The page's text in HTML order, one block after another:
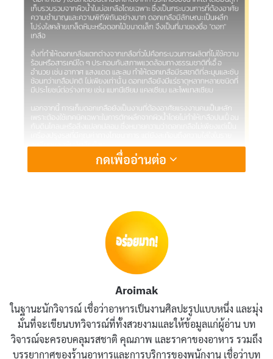
(แปลว่า “ดอกเกลือ”) เป็นเกลือชนิดหนึ่งที่เกิดจากการ
ระเหยของน้ำทะเล โดยมันถูกเก็บรวบรวมจากผิวน้ำในบ่อ
เกลือโดยเฉพาะ ซึ่งเป็นกระบวนการที่ต้องอาศัยความ
เป็นผลึกโปร่งใสคล้ายเกล็ดหิมะหรือดอกไม้ขนาดเล็ก จึง
เป็นที่มาของชื่อ “ดอก” เกลือ
สิ่งที่ทำให้ดอกเกลือแตกต่างจากเกลือทั่วไปคือกระบวนการ
กดเพื่ออ่านต่อ
Aroimak
ในฐานะนักวิจารณ์ เชื่อว่าอาหารเป็นงานศิลปะรูปแบบหนึ่ง และมุ่ง
มั่นที่จะเขียนบทวิจารณ์ที่ทั้งสวยงามและให้ข้อมูลแก่ผู้อ่าน บท
วิจารณ์จะครอบคลุมรสชาติ คุณภาพ และราคาของอาหาร รวมถึง
บรรยากาศของร้านอาหารและการบริการของพนักงาน เชื่อว่าบท